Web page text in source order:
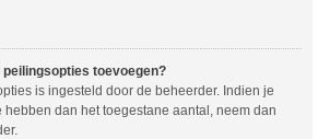
toevoegen?
is ingesteld door de beheerder. Indien je
dan het toegestane aantal, neem dan